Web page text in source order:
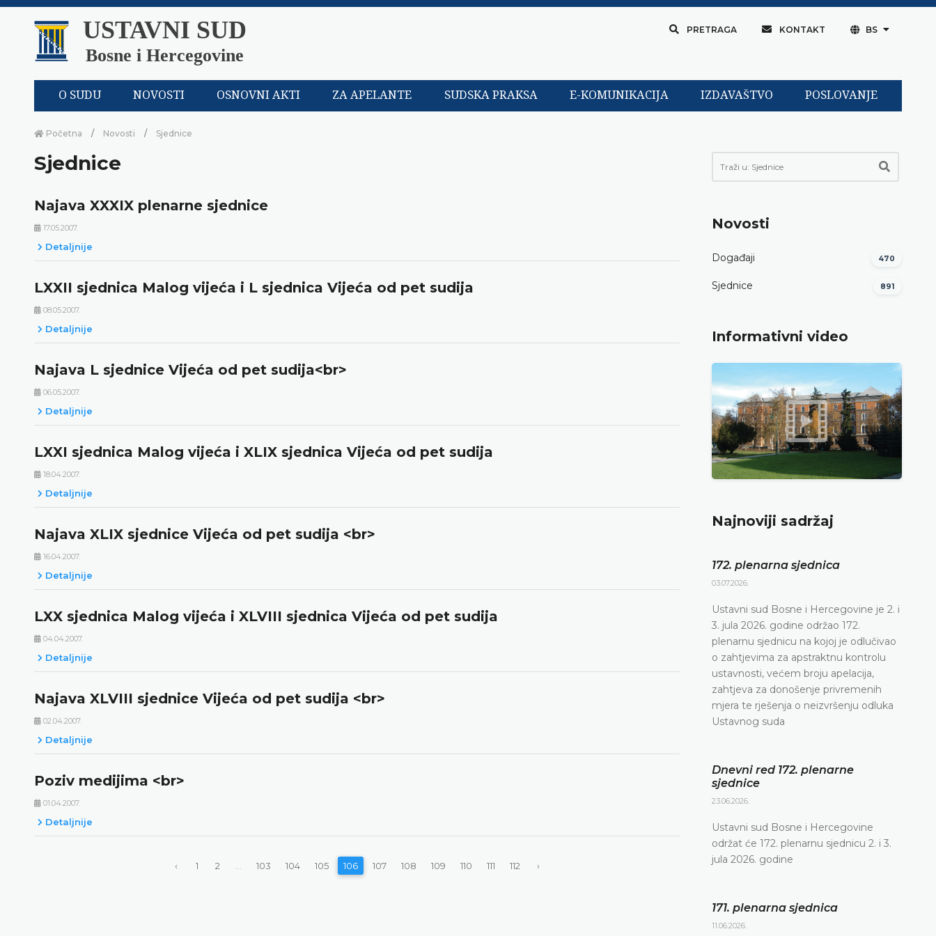
USTAVNI SUD
Bosne i Hercegovine
PRETRAGA KONTAKT BS
O SUDU NOVOSTI OSNOVNI AKTI ZA APELANTE SUDSKA PRAKSA E-KOMUNIKACIJA IZDAVAŠTVO POSLOVANJE
Početna Novosti Sjednice
Sjednice
Najava XXXIX plenarne sjednice
17.05.2007.
Detaljnije
LXXII sjednica Malog vijeća i L sjednica Vijeća od pet sudija
08.05.2007.
Detaljnije
Najava L sjednice Vijeća od pet sudija<br>
06.05.2007.
Detaljnije
LXXI sjednica Malog vijeća i XLIX sjednica Vijeća od pet sudija
18.04.2007.
Detaljnije
Najava XLIX sjednice Vijeća od pet sudija <br>
16.04.2007.
Detaljnije
LXX sjednica Malog vijeća i XLVIII sjednica Vijeća od pet sudija
04.04.2007.
Detaljnije
Najava XLVIII sjednice Vijeća od pet sudija <br>
02.04.2007.
Detaljnije
Poziv medijima <br>
01.04.2007.
Detaljnije
‹ 1 2 103 104 105 106 107 108 109 110 111 112 ›
Novosti
Događaji 470
Sjednice 891
Informativni video
Najnoviji sadržaj
172. plenarna sjednica
03.07.2026.
Ustavni sud Bosne i Hercegovine je 2. i
3. jula 2026. godine održao 172.
plenarnu sjednicu na kojoj je odlučivao
o zahtjevima za apstraktnu kontrolu
ustavnosti, većem broju apelacija,
zahtjeva za donošenje privremenih
mjera te rješenja o neizvršenju odluka
Ustavnog suda
Dnevni red 172. plenarne
sjednice
23.06.2026.
Ustavni sud Bosne i Hercegovine
održat će 172. plenarnu sjednicu 2. i 3.
jula 2026. godine
171. plenarna sjednica
11.06.2026.